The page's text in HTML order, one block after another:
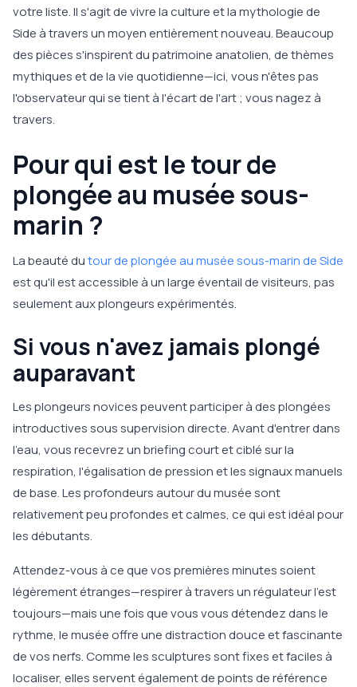
votre liste. Il s'agit de vivre la culture et la mythologie de
Side à travers un moyen entièrement nouveau. Beaucoup
des pièces s'inspirent du patrimoine anatolien, de thèmes
mythiques et de la vie quotidienne—ici, vous n'êtes pas
l'observateur qui se tient à l'écart de l'art ; vous nagez à
travers.
Pour qui est le tour de
plongée au musée sous-
marin ?
La beauté dutour de plongée au musée sous-marin de Side
est qu'il est accessible à un large éventail de visiteurs, pas
seulement aux plongeurs expérimentés.
Si vous n'avez jamais plongé
auparavant
Les plongeurs novices peuvent participer à des plongées
introductives sous supervision directe. Avant d'entrer dans
l'eau, vous recevrez un briefing court et ciblé sur la
respiration, l'égalisation de pression et les signaux manuels
de base. Les profondeurs autour du musée sont
relativement peu profondes et calmes, ce qui est idéal pour
les débutants.
Attendez-vous à ce que vos premières minutes soient
légèrement étranges—respirer à travers un régulateur l'est
toujours—mais une fois que vous vous détendez dans le
rythme, le musée offre une distraction douce et fascinante
de vos nerfs. Comme les sculptures sont fixes et faciles à
localiser, elles servent également de points de référence